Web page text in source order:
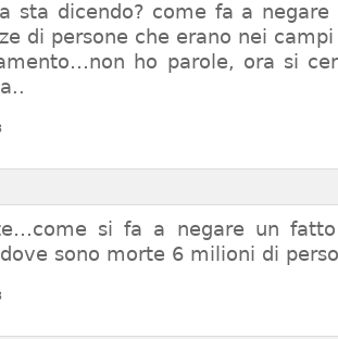
sta dicendo? come fa a
di persone che erano nei campi
ho parole, ora si
si fa a negare un
sono morte 6 milioni di